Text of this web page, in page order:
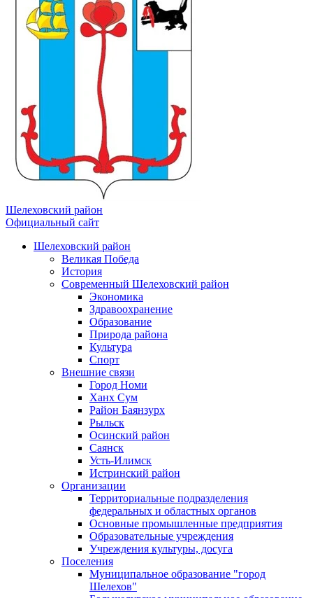
Шелеховский район
Официальный сайт
Шелеховский район
Великая Победа
История
Современный Шелеховский район
Экономика
Здравоохранение
Образование
Природа района
Культура
Спорт
Внешние связи
Город Номи
Ханх Сум
Район Баянзурх
Рыльск
Осинский район
Саянск
Усть-Илимск
Истринский район
Организации
Территориальные подразделения
федеральных и областных органов
Основные промышленные предприятия
Образовательные учреждения
Учреждения культуры, досуга
Поселения
Муниципальное образование "город
Шелехов"